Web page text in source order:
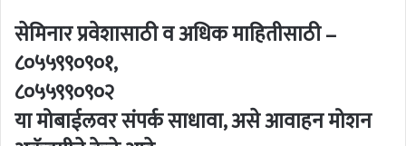
सेमिनार प्रवेशासाठी व अधिक माहितीसाठी –
८०५५९९०९०१,
८०५५९९०९०२
या मोबाईलवर संपर्क साधावा, असे आवाहन मोशन